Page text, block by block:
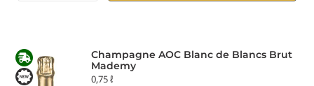
Champagne AOC Blanc de Blancs Brut
Mademy
0,75 ℓ